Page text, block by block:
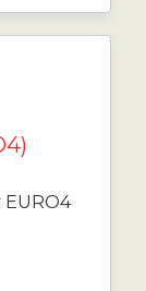
EURO4